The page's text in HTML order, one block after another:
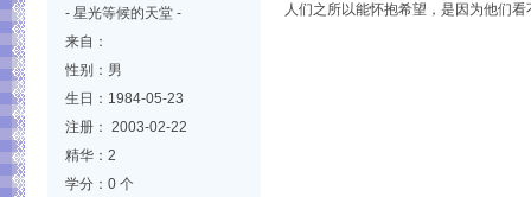
- 星光等候的天堂 -
来自：
性别：男
生日：1984-05-23
注册： 2003-02-22
精华：2
学分：0 个
人们之所以能怀抱希望，是因为他们看